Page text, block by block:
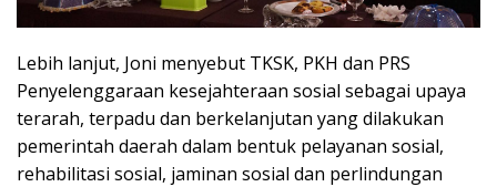
Lebih lanjut, Joni menyebut TKSK, PKH dan PRS
Penyelenggaraan kesejahteraan sosial sebagai upaya
terarah, terpadu dan berkelanjutan yang dilakukan
pemerintah daerah dalam bentuk pelayanan sosial,
rehabilitasi sosial, jaminan sosial dan perlindungan